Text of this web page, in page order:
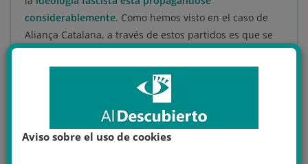
considerablemente. Como hemos visto en el caso de
Aliança Catalana, a través de estos partidos es que se
promueve la privación de las condiciones básicas de
vida de la mayoría social para garantizar el bienestar
clase media nacional mucho más reducida
cabe un pequeño apunte, para
combatir estas ideologías reaccionarias no es suficiente
Aviso sobre el uso de cookies